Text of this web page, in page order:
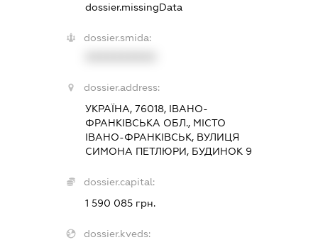
dossier.missingData
dossier.smida:
dossier.address:
УКРАЇНА, 76018, ІВАНО-
ФРАНКІВСЬКА ОБЛ., МІСТО
ІВАНО-ФРАНКІВСЬК, ВУЛИЦЯ
СИМОНА ПЕТЛЮРИ, БУДИНОК 9
dossier.capital:
1 590 085 грн.
dossier.kveds: